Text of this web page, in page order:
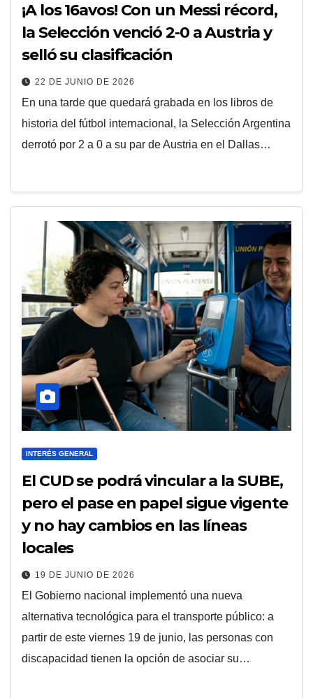
¡A los 16avos! Con un Messi récord,
la Selección venció 2-0 a Austria y
selló su clasificación
22 DE JUNIO DE 2026
En una tarde que quedará grabada en los libros de
historia del fútbol internacional, la Selección Argentina
derrotó por 2 a 0 a su par de Austria en el Dallas…
INTERÉS GENERAL
El CUD se podrá vincular a la SUBE,
pero el pase en papel sigue vigente
y no hay cambios en las líneas
locales
19 DE JUNIO DE 2026
El Gobierno nacional implementó una nueva
alternativa tecnológica para el transporte público: a
partir de este viernes 19 de junio, las personas con
discapacidad tienen la opción de asociar su…